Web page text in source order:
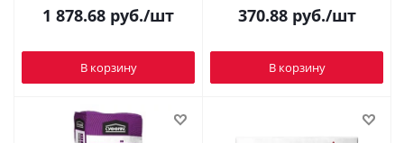
1 878.68 руб./шт
В корзину
370.88руб./шт
В корзину